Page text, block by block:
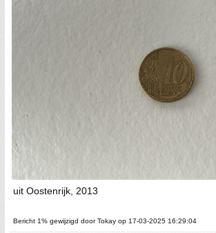
uit Oostenrijk, 2013
Bericht 1% gewijzigd door Tokay op 17-03-2025 16:29:04